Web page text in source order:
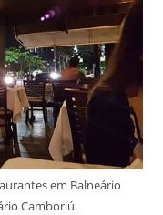
em Balneário
Camboriú.